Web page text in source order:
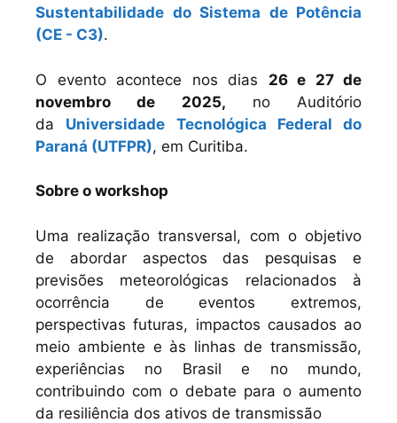
Sustentabilidade do Sistema de Potência
(CE - C3).
O evento acontece nos dias 26 e 27 de
novembro de 2025, no Auditório
da Universidade Tecnológica Federal do
Paraná (UTFPR), em Curitiba.
Sobre o workshop
Uma realização transversal, com o objetivo
de abordar aspectos das pesquisas e
previsões meteorológicas relacionados à
ocorrência de eventos extremos,
perspectivas futuras, impactos causados ao
meio ambiente e às linhas de transmissão,
experiências no Brasil e no mundo,
contribuindo com o debate para o aumento
da resiliência dos ativos de transmissão